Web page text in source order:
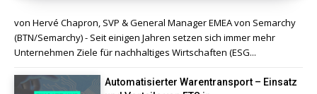
von Hervé Chapron, SVP & General Manager EMEA von Semarchy
(BTN/Semarchy) - Seit einigen Jahren setzen sich immer mehr
Unternehmen Ziele für nachhaltiges Wirtschaften (ESG...
Automatisierter Warentransport – Einsatz